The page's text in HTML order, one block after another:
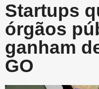
Startups
órgãos
ganham
GO